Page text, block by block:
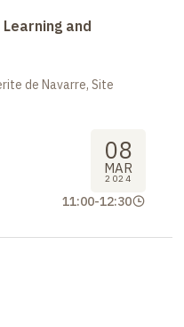
and
de Navarre, Site
08
MAR
2024
11:00-12:30